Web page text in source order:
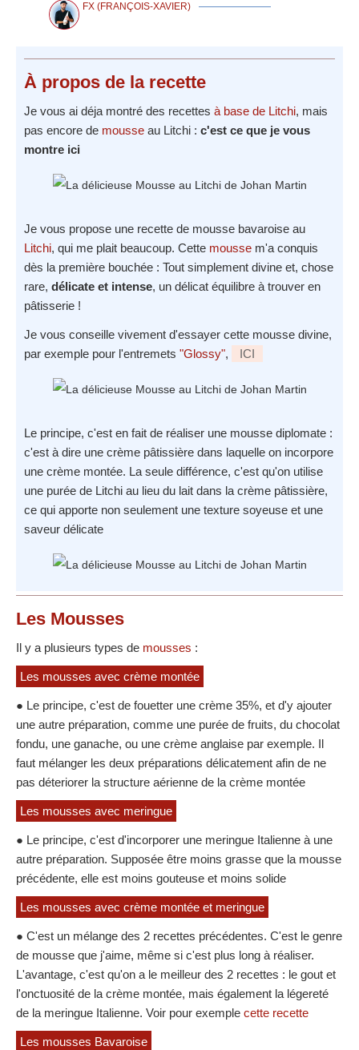
FX (FRANÇOIS-XAVIER)
À propos de la recette
Je vous ai déja montré des recettes à base de Litchi, mais
pas encore de mousse au Litchi : c'est ce que je vous
montre ici
Je vous propose une recette de mousse bavaroise au
Litchi, qui me plait beaucoup. Cette mousse m'a conquis
dès la première bouchée : Tout simplement divine et, chose
rare, délicate et intense, un délicat équilibre à trouver en
pâtisserie !
Je vous conseille vivement d'essayer cette mousse divine,
par exemple pour l'entremets "Glossy", ICI
Le principe, c'est en fait de réaliser une mousse diplomate :
c'est à dire une crème pâtissière dans laquelle on incorpore
une crème montée. La seule différence, c'est qu'on utilise
une purée de Litchi au lieu du lait dans la crème pâtissière,
ce qui apporte non seulement une texture soyeuse et une
saveur délicate
Les Mousses
Il y a plusieurs types de mousses :
Les mousses avec crème montée
● Le principe, c'est de fouetter une crème 35%, et d'y ajouter
une autre préparation, comme une purée de fruits, du chocolat
fondu, une ganache, ou une crème anglaise par exemple. Il
faut mélanger les deux préparations délicatement afin de ne
pas déteriorer la structure aérienne de la crème montée
Les mousses avec meringue
● Le principe, c'est d'incorporer une meringue Italienne à une
autre préparation. Supposée être moins grasse que la mousse
précédente, elle est moins gouteuse et moins solide
Les mousses avec crème montée et meringue
● C'est un mélange des 2 recettes précédentes. C'est le genre
de mousse que j'aime, même si c'est plus long à réaliser.
L'avantage, c'est qu'on a le meilleur des 2 recettes : le gout et
l'onctuosité de la crème montée, mais également la légereté
de la meringue Italienne. Voir pour exemple cette recette
Les mousses Bavaroise